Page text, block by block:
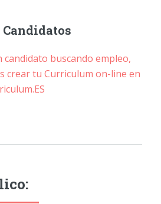
Candidatos
candidato buscando empleo,
crear tu Curriculum on-line en